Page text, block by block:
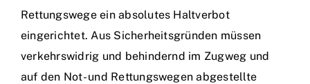
Rettungswege ein absolutes Haltverbot
eingerichtet. Aus Sicherheitsgründen müssen
verkehrswidrig und behindernd im Zugweg und
auf den Not- und Rettungswegen abgestellte